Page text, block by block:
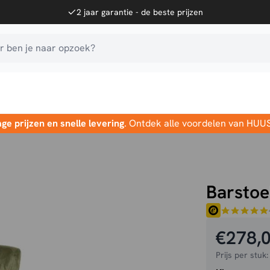
2 jaar garantie - de beste prijzen
ben je naar opzoek?
prijzen en snelle levering. Ontdek alle voordelen van
€
Prijs per stuk: